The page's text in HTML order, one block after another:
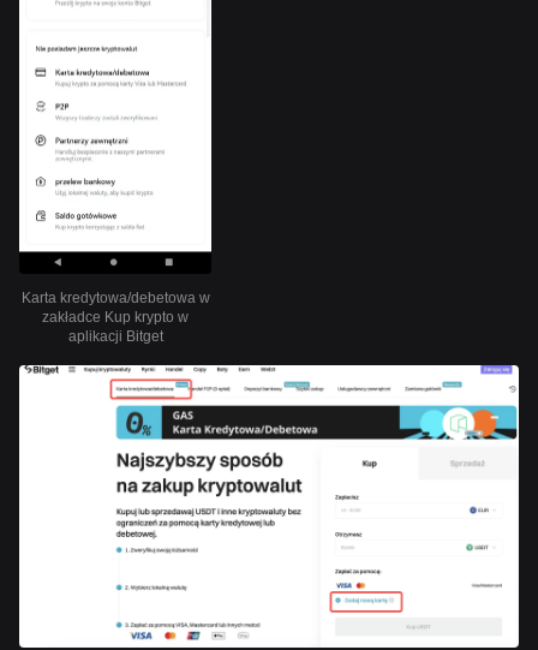
Karta kredytowa/debetowa w
zakładce Kup krypto w
aplikacji Bitget